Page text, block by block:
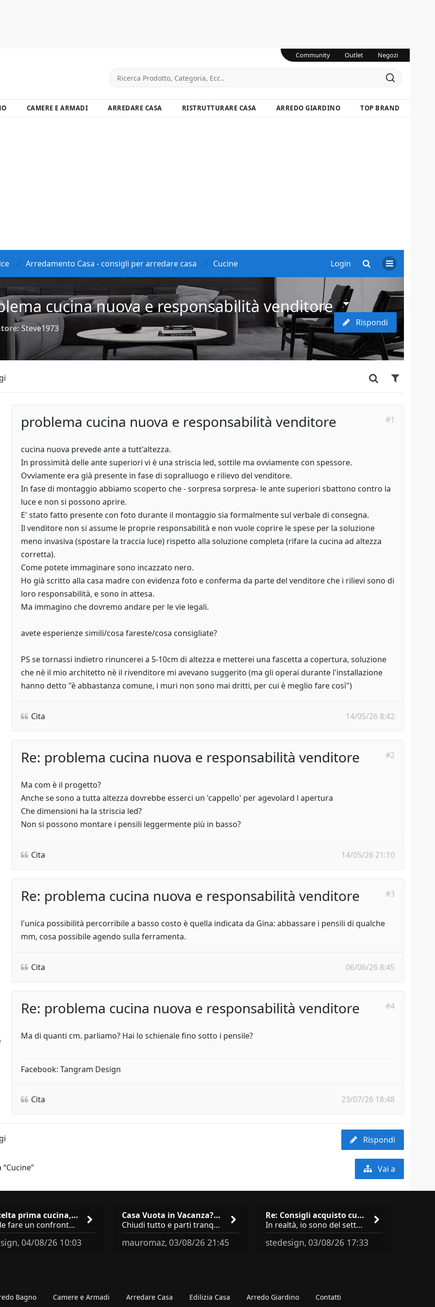
Community Outlet Negozi
CAMERE E ARMADI ARREDARE CASA RISTRUTTURARE CASA ARREDO GIARDINO TOP BRAND
Login
Arredamento Casa - consigli per arredare casa Cucine
cucina nuova e responsabilità venditore
Steve1973
Rispondi
problema cucina nuova e responsabilità venditore #1
cucina nuova prevede ante a tutt'altezza.
In prossimità delle ante superiori vi è una striscia led, sottile ma ovviamente con spessore.
Ovviamente era già presente in fase di sopralluogo e rilievo del venditore.
In fase di montaggio abbiamo scoperto che - sorpresa sorpresa- le ante superiori sbattono contro la
luce e non si possono aprire.
E' stato fatto presente con foto durante il montaggio sia formalmente sul verbale di consegna.
Il venditore non si assume le proprie responsabilità e non vuole coprire le spese per la soluzione
meno invasiva (spostare la traccia luce) rispetto alla soluzione completa (rifare la cucina ad altezza
corretta).
Come potete immaginare sono incazzato nero.
Ho già scritto alla casa madre con evidenza foto e conferma da parte del venditore che i rilievi sono di
loro responsabilità, e sono in attesa.
Ma immagino che dovremo andare per le vie legali.
avete esperienze simili/cosa fareste/cosa consigliate?
PS se tornassi indietro rinuncerei a 5-10cm di altezza e metterei una fascetta a copertura, soluzione
che nè il mio architetto nè il rivenditore mi avevano suggerito (ma gli operai durante l'installazione
hanno detto "è abbastanza comune, i muri non sono mai dritti, per cui è meglio fare così")
Cita 14/05/26 8:42
Re: problema cucina nuova e responsabilità venditore #2
Ma com è il progetto?
Anche se sono a tutta altezza dovrebbe esserci un 'cappello' per agevolard l apertura
Che dimensioni ha la striscia led?
Non si possono montare i pensili leggermente più in basso?
Cita 14/05/26 21:10
Re: problema cucina nuova e responsabilità venditore #3
l'unica possibilità percorribile a basso costo è quella indicata da Gina: abbassare i pensili di qualche
mm, cosa possibile agendo sulla ferramenta.
Cita 06/06/26 8:45
Re: problema cucina nuova e responsabilità venditore #4
Ma di quanti cm. parliamo? Hai lo schienale fino sotto i pensile?
Facebook: Tangram Design
Cita 23/07/26 18:48
Rispondi
Vai a
Re: Scelta prima cucina, Modu…
Difficile fare un confronto! Da Veneta hai aggiunto i pensili a tutta altezza e una colonna dispensa da 30, che da soli
, 04/08/26 10:03
Casa Vuota in Vacanza? I 3 Er…
Chiudi tutto e parti tranquillo? Sbagliato. Ci sono 3 comportamenti che dicono ai ladri &quot;sono via per due settimane
mauromaz, 03/08/26 21:45
Re: Consigli acquisto cucina …
In realtà, io sono del settore e collaboro con vari negozi, ti possono dire che sono tutti brand abbastanza simili come
stedesign, 03/08/26 17:33
Bagno Camere e Armadi Arredare Casa Edilizia Casa Arredo Giardino
Contatti